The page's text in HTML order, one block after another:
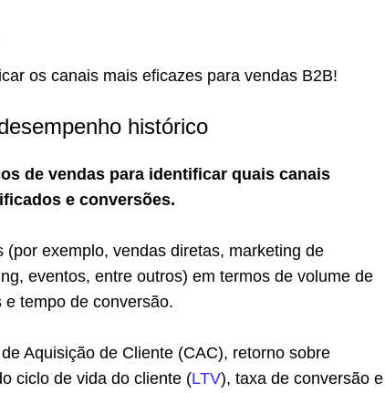
os canais mais eficazes para vendas B2B!
histórico
de vendas para identificar quais canais
e conversões.
(por exemplo, vendas diretas, marketing de
eventos, entre outros) em termos de volume de
e tempo de conversão.
Aquisição de Cliente (CAC), retorno sobre
ciclo de vida do cliente (LTV), taxa de conversão e